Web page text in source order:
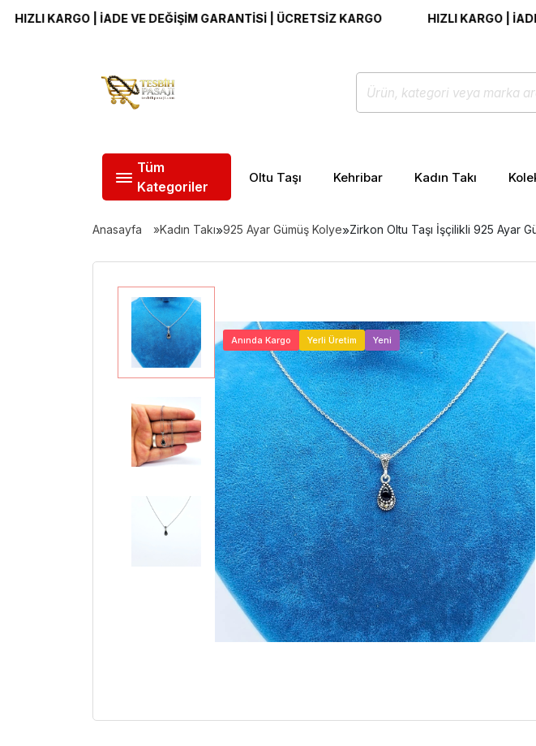
| İADE VE DEĞİŞİM GARANTİSİ | ÜCRETSİZ KARGO HIZLI KARGO | İADE VE
Tüm
Kategoriler
Oltu Taşı Kehribar Kadın Takı
Anasayfa Kadın Takı»925 Ayar Gümüş Kolye»Zirkon Oltu Taşı İşçilikli 925 Ayar
Anında Kargo Yerli Üretim Yeni